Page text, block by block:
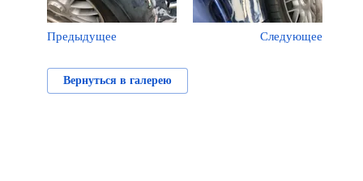
Предыдущее Следующее
Вернуться в галерею